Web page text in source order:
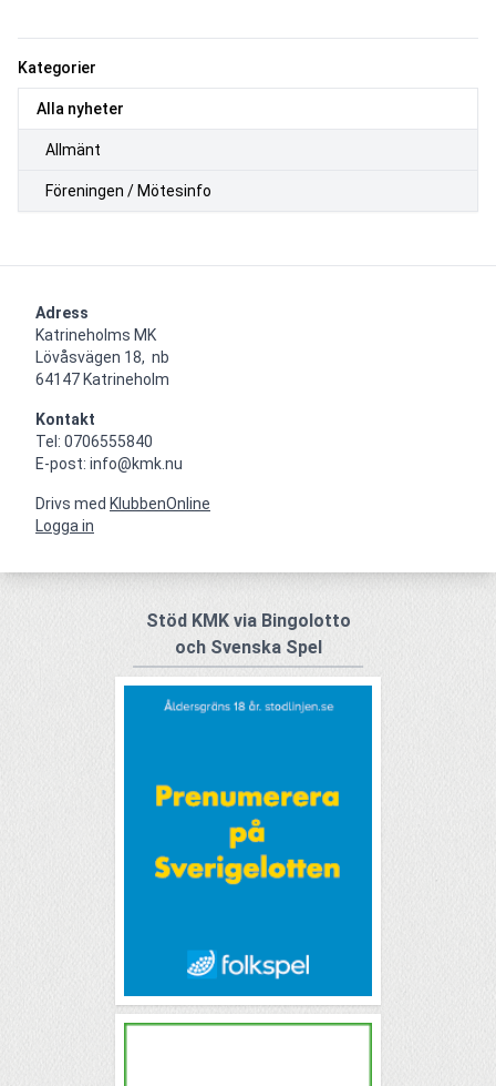
Kategorier
Alla nyheter
Allmänt
Föreningen / Mötesinfo
Adress
Katrineholms MK
Lövåsvägen 18,  nb
64147 Katrineholm
Kontakt
Tel: 0706555840
E-post: info@kmk.nu
Drivs med KlubbenOnline
Logga in
Stöd KMK via Bingolotto
och Svenska Spel